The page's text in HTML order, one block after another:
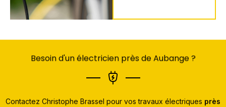
Besoin d'un électricien près de Aubange ?
Contactez Christophe Brassel pour vos travaux électriques près